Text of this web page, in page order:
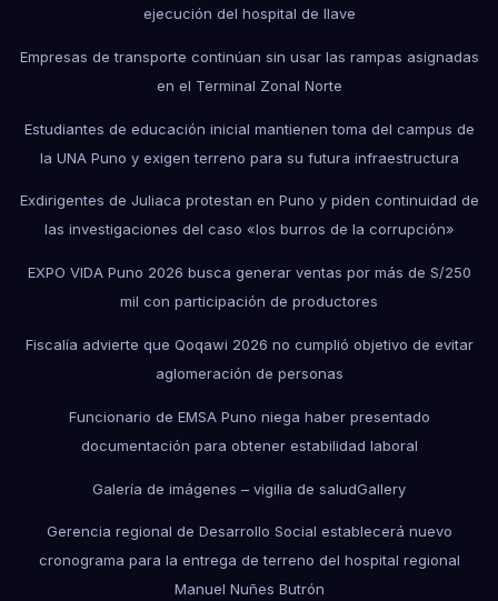
ejecución del hospital de Ilave
Empresas de transporte continúan sin usar las rampas asignadas
en el Terminal Zonal Norte
Estudiantes de educación inicial mantienen toma del campus de
la UNA Puno y exigen terreno para su futura infraestructura
Exdirigentes de Juliaca protestan en Puno y piden continuidad de
las investigaciones del caso «los burros de la corrupción»
EXPO VIDA Puno 2026 busca generar ventas por más de S/250
mil con participación de productores
Fiscalía advierte que Qoqawi 2026 no cumplió objetivo de evitar
aglomeración de personas
Funcionario de EMSA Puno niega haber presentado
documentación para obtener estabilidad laboral
Galería de imágenes – vigilia de saludGallery
Gerencia regional de Desarrollo Social establecerá nuevo
cronograma para la entrega de terreno del hospital regional
Manuel Nuñes Butrón